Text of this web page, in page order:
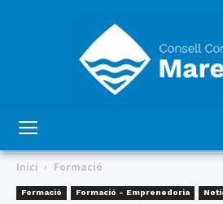
Inici Formació
Formació Formació - Emprenedoria